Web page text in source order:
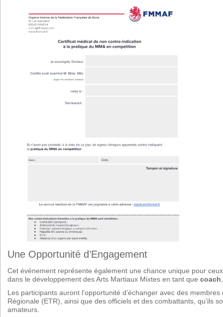
Une Opportunité d’Engagement
Cet événement représente également une chance unique pour
dans le développement des Arts Martiaux Mixtes en tant que coach
Les participants auront l’opportunité d’échanger avec des membres
Régionale (ETR), ainsi que des officiels et des combattants, qu’ils
amateurs.